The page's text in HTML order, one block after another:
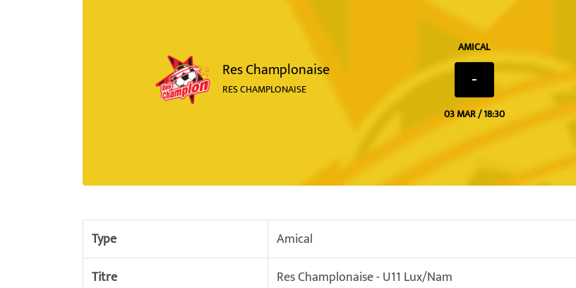
Res Champlonaise
RES CHAMPLONAISE
AMICAL
-
03 MAR / 18:30
Type
Amical
Titre
Res Champlonaise - U11 Lux/Nam